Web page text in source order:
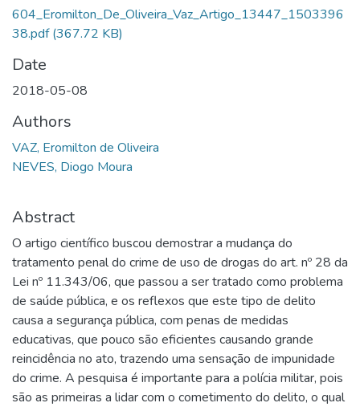
604_Eromilton_De_Oliveira_Vaz_Artigo_13447_1503396
38.pdf(367.72 KB)
Date
2018-05-08
Authors
VAZ, Eromilton de Oliveira
NEVES, Diogo Moura
Abstract
O artigo científico buscou demostrar a mudança do
tratamento penal do crime de uso de drogas do art. nº 28 da
Lei nº 11.343/06, que passou a ser tratado como problema
de saúde pública, e os reflexos que este tipo de delito
causa a segurança pública, com penas de medidas
educativas, que pouco são eficientes causando grande
reincidência no ato, trazendo uma sensação de impunidade
do crime. A pesquisa é importante para a polícia militar, pois
são as primeiras a lidar com o cometimento do delito, o qual